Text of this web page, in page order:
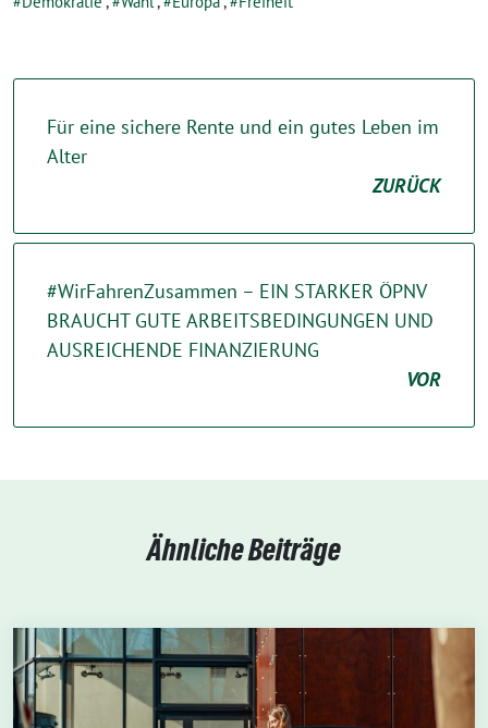
Für eine sichere Rente und ein gutes Leben im
Alter
ZURÜCK
#WirFahrenZusammen – EIN STARKER ÖPNV
BRAUCHT GUTE ARBEITSBEDINGUNGEN UND
AUSREICHENDE FINANZIERUNG
VOR
Ähnliche Beiträge